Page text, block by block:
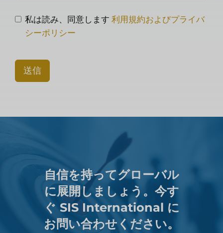
私は読み、同意します 利用規約およびプライバ
シーポリシー
送信
自信を持ってグローバル
に展開しましょう。今す
ぐ SIS International に
お問い合わせください。